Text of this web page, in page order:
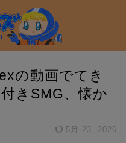
の動画でてき
きSMG、懐か
5月 23, 2026